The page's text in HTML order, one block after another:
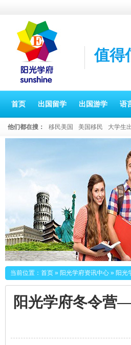
值得
首页 出国留学 出国游学 语
他们都在搜： 移民美国 美国移民 大学生
当前位置： 首页 » 阳光学府资讯中心 » 阳光
阳光学府冬令营